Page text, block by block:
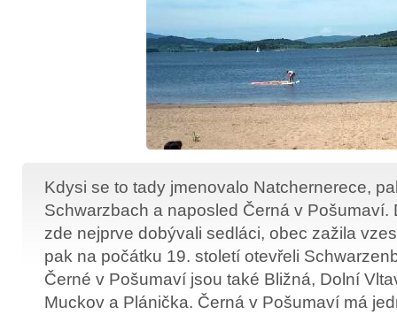
Kdysi se to tady jmenovalo Natchernerece,
Schwarzbach a naposled Černá v Pošumaví.
zde nejprve dobývali sedláci, obec zažila
pak na počátku 19. století otevřeli
Černé v Pošumaví jsou také Bližná, Dolní
Muckov a Plánička. Černá v Pošumaví má